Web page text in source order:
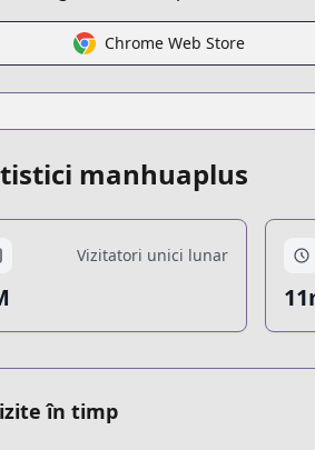
Chrome Web Store
manhuaplus
Vizitatori unici lunar
în timp